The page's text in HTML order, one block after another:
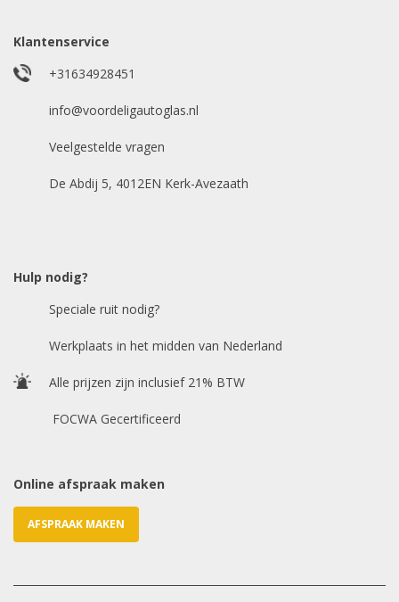
Uw merk auto
Bouwjaar
E-mailadres *
Klantenservice
+31634928451
info@voordeligautoglas.nl
Veelgestelde vragen
De Abdij 5, 4012EN Kerk-Avezaath
Hulp nodig?
Speciale ruit nodig?
Werkplaats in het midden van Nederland
Alle prijzen zijn inclusief 21% BTW
FOCWA Gecertificeerd
Online afspraak maken
AFSPRAAK MAKEN